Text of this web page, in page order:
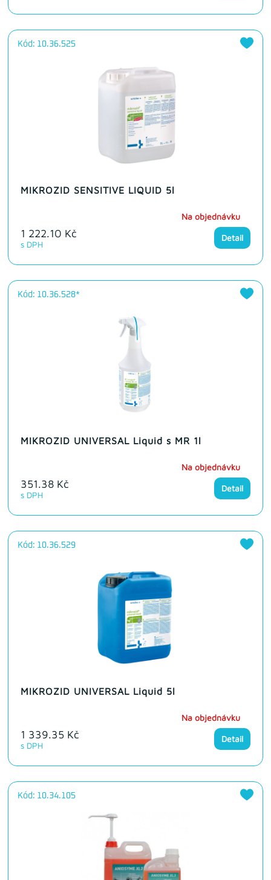
Kód: 10.36.525
MIKROZID SENSITIVE LIQUID 5l
1 222.10 Kč
s DPH
Na objednávku
Detail
Kód: 10.36.528*
MIKROZID UNIVERSAL Liquid s MR 1l
351.38 Kč
s DPH
Na objednávku
Detail
Kód: 10.36.529
MIKROZID UNIVERSAL Liquid 5l
1 339.35 Kč
s DPH
Na objednávku
Detail
Kód: 10.34.105